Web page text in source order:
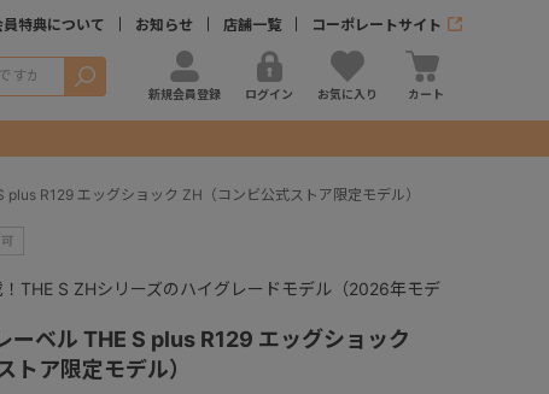
員特典について お知らせ 店舗一覧 コーポレートサイト
検索
新規会員登録 ログイン お気に入り カート
plus R129 エッグショック ZH（コンビ公式ストア限定モデル）
THE S ZHシリーズのハイグレードモデル（2026年モデ
ーベル THE S plus R129 エッグショック
トア限定モデル）